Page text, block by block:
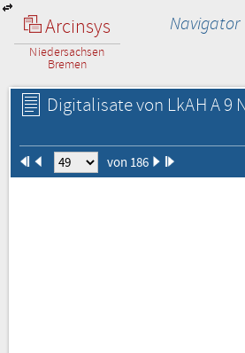
Arcinsys
Niedersachsen
Bremen
Navigator
Digitalisate von LkAH A 9
von 186